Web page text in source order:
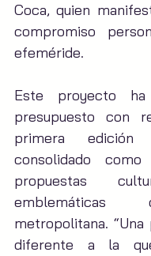
Coca, quien
compromiso
efeméride.
Este proyecto
presupuesto con
primera
consolidado
propuestas
metropolitana. “Una
diferente a la